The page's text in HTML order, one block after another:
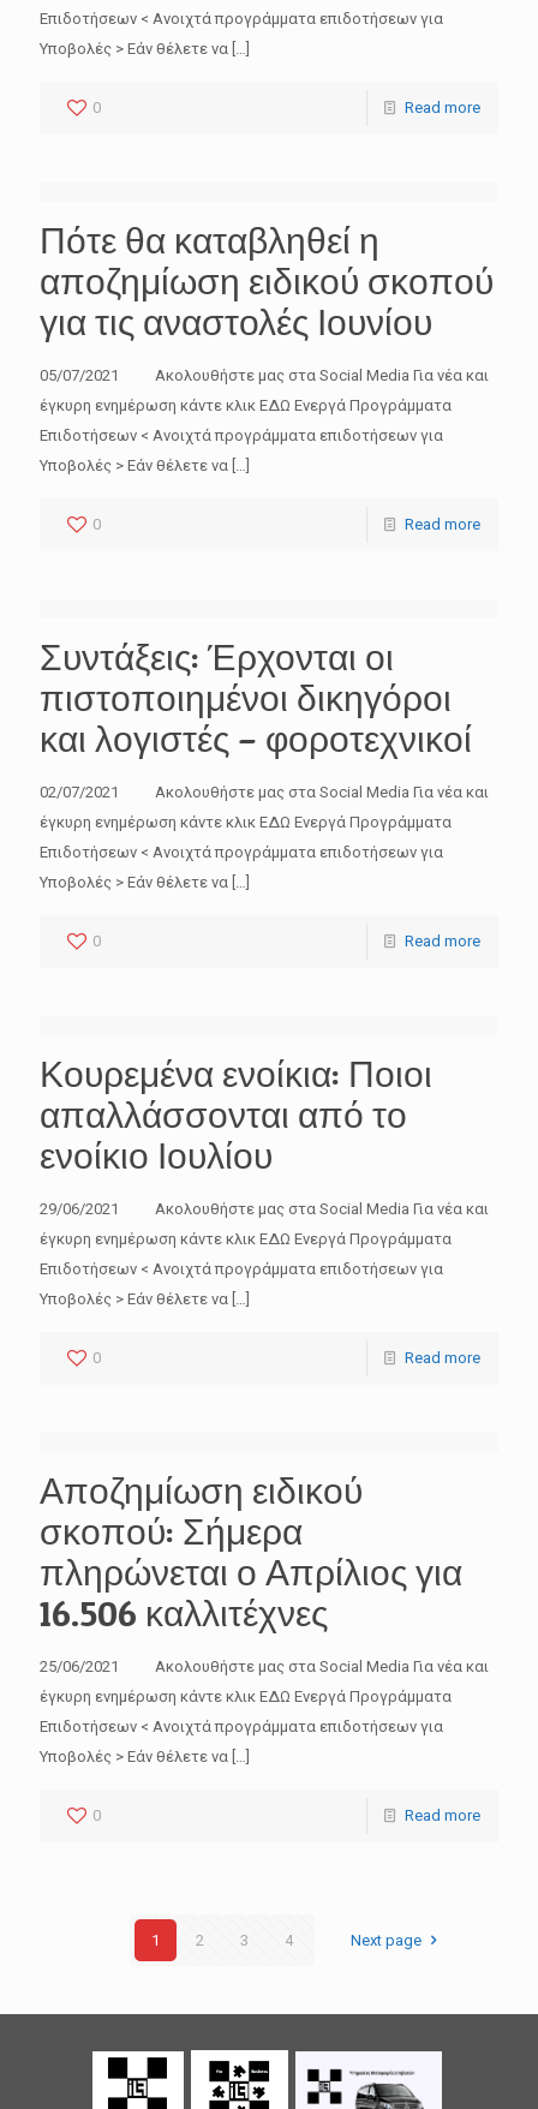
Επιδοτήσεων < Ανοιχτά προγράμματα επιδοτήσεων για
Υποβολές > Εάν θέλετε να […]
0 Read more
Πότε θα καταβληθεί η
αποζημίωση ειδικού σκοπού
για τις αναστολές Ιουνίου
05/07/2021 Ακολουθήστε μας στα Social Media Για νέα και
έγκυρη ενημέρωση κάντε κλικ ΕΔΩ Ενεργά Προγράμματα
Επιδοτήσεων < Ανοιχτά προγράμματα επιδοτήσεων για
Υποβολές > Εάν θέλετε να […]
0 Read more
Συντάξεις: Έρχονται οι
πιστοποιημένοι δικηγόροι
και λογιστές – φοροτεχνικοί
02/07/2021 Ακολουθήστε μας στα Social Media Για νέα και
έγκυρη ενημέρωση κάντε κλικ ΕΔΩ Ενεργά Προγράμματα
Επιδοτήσεων < Ανοιχτά προγράμματα επιδοτήσεων για
Υποβολές > Εάν θέλετε να […]
0 Read more
Κουρεμένα ενοίκια: Ποιοι
απαλλάσσονται από το
ενοίκιο Ιουλίου
29/06/2021 Ακολουθήστε μας στα Social Media Για νέα και
έγκυρη ενημέρωση κάντε κλικ ΕΔΩ Ενεργά Προγράμματα
Επιδοτήσεων < Ανοιχτά προγράμματα επιδοτήσεων για
Υποβολές > Εάν θέλετε να […]
0 Read more
Αποζημίωση ειδικού
σκοπού: Σήμερα
πληρώνεται ο Απρίλιος για
16.506 καλλιτέχνες
25/06/2021 Ακολουθήστε μας στα Social Media Για νέα και
έγκυρη ενημέρωση κάντε κλικ ΕΔΩ Ενεργά Προγράμματα
Επιδοτήσεων < Ανοιχτά προγράμματα επιδοτήσεων για
Υποβολές > Εάν θέλετε να […]
0 Read more
1 2 3 4 Next page